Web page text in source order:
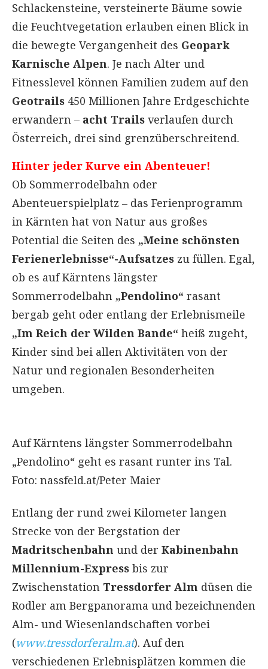
Schlackensteine, versteinerte Bäume sowie
die Feuchtvegetation erlauben einen Blick in
die bewegte Vergangenheit des Geopark
Karnische Alpen. Je nach Alter und
Fitnesslevel können Familien zudem auf den
Geotrails 450 Millionen Jahre Erdgeschichte
erwandern – acht Trails verlaufen durch
Österreich, drei sind grenzüberschreitend.
Hinter jeder Kurve ein Abenteuer!
Ob Sommerrodelbahn oder
Abenteuerspielplatz – das Ferienprogramm
in Kärnten hat von Natur aus großes
Potential die Seiten des „Meine schönsten
Ferienerlebnisse“-Aufsatzes zu füllen. Egal,
ob es auf Kärntens längster
Sommerrodelbahn „Pendolino“ rasant
bergab geht oder entlang der Erlebnismeile
„Im Reich der Wilden Bande“ heiß zugeht,
Kinder sind bei allen Aktivitäten von der
Natur und regionalen Besonderheiten
umgeben.
Auf Kärntens längster Sommerrodelbahn
„Pendolino“ geht es rasant runter ins Tal.
Foto: nassfeld.at/Peter Maier
Entlang der rund zwei Kilometer langen
Strecke von der Bergstation der
Madritschenbahn und der Kabinenbahn
Millennium-Express bis zur
Zwischenstation Tressdorfer Alm düsen die
Rodler am Bergpanorama und bezeichnenden
Alm- und Wiesenlandschaften vorbei
(www.tressdorferalm.at). Auf den
verschiedenen Erlebnisplätzen kommen die